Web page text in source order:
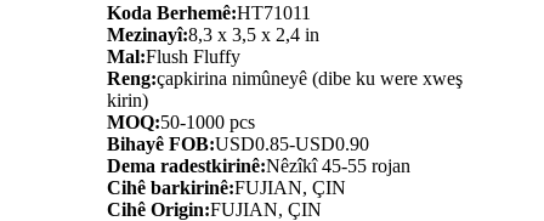
Koda Berhemê:HT71011
Mezinayî:8,3 x 3,5 x 2,4 in
Mal:Flush Fluffy
Reng:çapkirina nimûneyê (dibe ku were xweş
kirin)
MOQ:50-1000 pcs
Bihayê FOB:USD0.85-USD0.90
Dema radestkirinê:Nêzîkî 45-55 rojan
Cihê barkirinê:FUJIAN, ÇIN
Cihê Origin:FUJIAN, ÇIN